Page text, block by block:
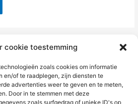
cookie toestemming
zoals cookies om informatie
en/of te raadplegen, zijn diensten te
advertenties weer te geven en te meten,
Door in te stemmen met deze
zoals surfgedrag of unieke ID's op